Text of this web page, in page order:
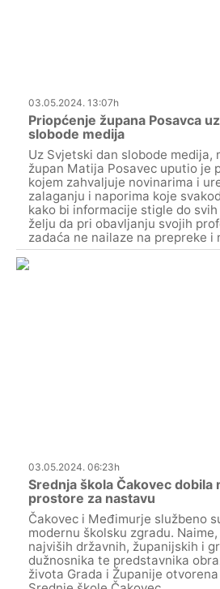
03.05.2024. 13:07h
Priopćenje župana Posavca
slobode medija
Uz Svjetski dan slobode medija,
župan Matija Posavec uputio je
kojem zahvaljuje novinarima i
zalaganju i naporima koje
kako bi informacije stigle do
želju da pri obavljanju svojih
zadaća ne nailaze na prepreke i
03.05.2024. 06:23h
Srednja škola Čakovec dobila
prostore za nastavu
Čakovec i Međimurje službeno
modernu školsku zgradu.
najviših državnih, županijskih i
dužnosnika te predstavnika
života Grada i Županije